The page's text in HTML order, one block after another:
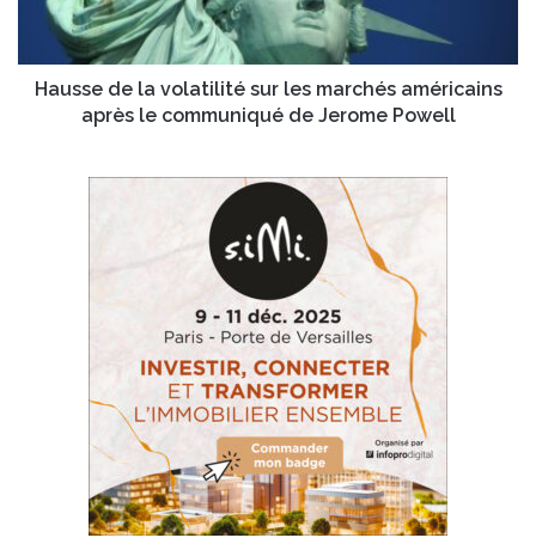
marchés
américains
après
communiqué
Hausse de la volatilité sur les marchés américains
après le communiqué de Jerome Powell